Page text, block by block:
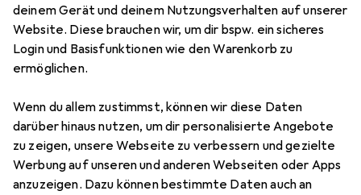
deinem Gerät und deinem Nutzungsverhalten auf unserer
Website. Diese brauchen wir, um dir bspw. ein sicheres
Login und Basisfunktionen wie den Warenkorb zu
ermöglichen.
Wenn du allem zustimmst, können wir diese Daten
darüber hinaus nutzen, um dir personalisierte Angebote
zu zeigen, unsere Webseite zu verbessern und gezielte
Werbung auf unseren und anderen Webseiten oder Apps
anzuzeigen. Dazu können bestimmte Daten auch an
LegamiLesezeichen - Sternennacht
von Vincent Van Gogh
Preis in EUR inkl. MwSt.
EUR
13,88
Bewertungen Marke
Mehr von Legami